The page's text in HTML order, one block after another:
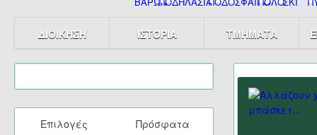
ΔΙΟΙΚΗΣΗ ΙΣΤΟΡΙΑ ΤΜΗΜΑΤΑ
Επιλογές Πρόσφατα